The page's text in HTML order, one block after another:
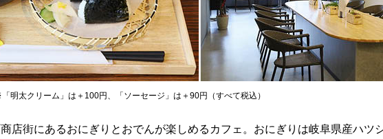
明太クリーム」は＋100円、「ソーセージ」は＋90円（すべて税込）
店街にあるおにぎりとおでんが楽しめるカフェ。おにぎりは岐阜県産ハツ